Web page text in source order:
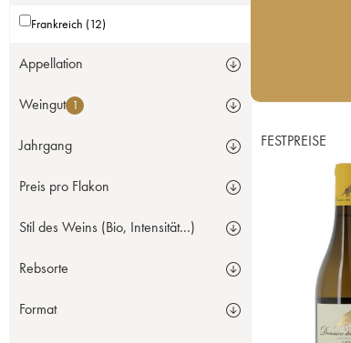
Frankreich (12)
Appellation
Weingut 1
Jahrgang
Preis pro Flakon
Stil des Weins (Bio, Intensität...)
Rebsorte
Format
FESTPREISE